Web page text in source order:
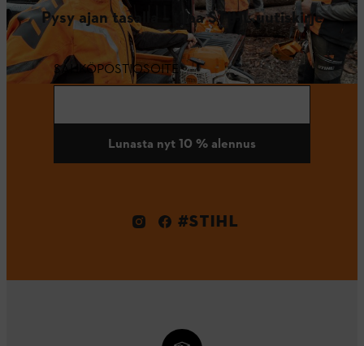
Pysy ajan tasalla – tilaa STIHL uutiskirje
SÄHKÖPOSTIOSOITE
Lunasta nyt 10 % alennus
#STIHL